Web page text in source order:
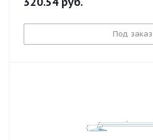
Под заказ